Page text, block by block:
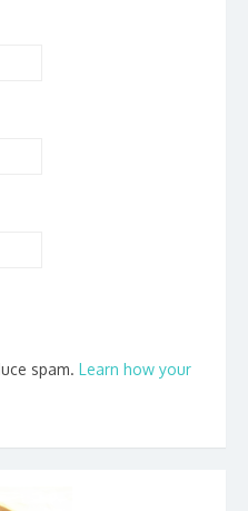
spam. Learn how your